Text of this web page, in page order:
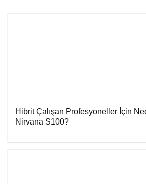
Hibrit Çalışan Profesyoneller İçin
Nirvana S100?